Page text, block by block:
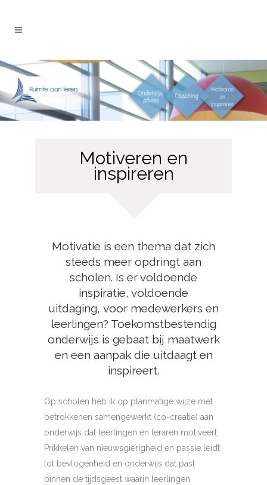
Motiveren en
inspireren
Motivatie is een thema dat zich
steeds meer opdringt aan
scholen. Is er voldoende
inspiratie, voldoende
uitdaging, voor medewerkers en
leerlingen? Toekomstbestendig
onderwijs is gebaat bij maatwerk
en een aanpak die uitdaagt en
inspireert.
Op scholen heb ik op planmatige wijze met
betrokkenen samengewerkt (co-creatie) aan
onderwijs dat leerlingen en leraren motiveert.
Prikkelen van nieuwsgierigheid en passie leidt
tot bevlogenheid en onderwijs dat past
binnen de tijdsgeest waarin leerlingen